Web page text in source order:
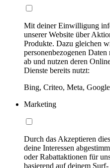
Mit deiner Einwilligung
unserer Website über
Produkte. Dazu gleichen
personenbezogenen
ab und nutzen deren
Dienste bereits nutzt:
Bing, Criteo, Meta,
Marketing
Durch das Akzeptieren
deine Interessen
oder Rabattaktionen für
basierend auf deinem